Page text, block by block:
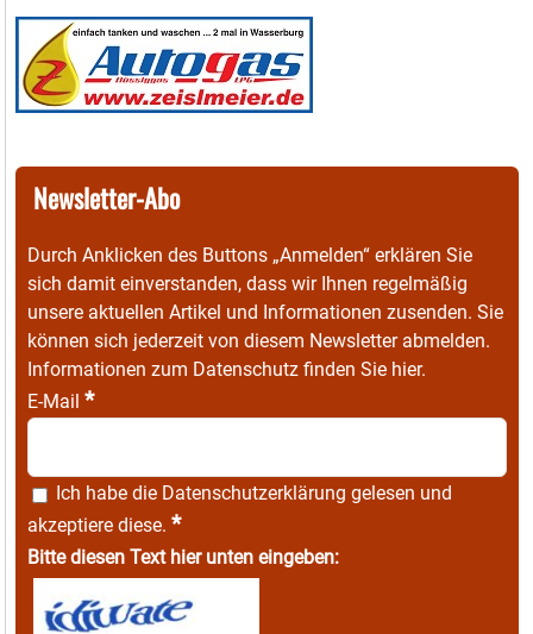
Newsletter-Abo
Durch Anklicken des Buttons „Anmelden“ erklären Sie
sich damit einverstanden, dass wir Ihnen regelmäßig
unsere aktuellen Artikel und Informationen zusenden. Sie
können sich jederzeit von diesem Newsletter abmelden.
Informationen zum Datenschutz finden Sie hier.
E-Mail *
Ich habe die Datenschutzerklärung gelesen und
akzeptiere diese. *
Bitte diesen Text hier unten eingeben: